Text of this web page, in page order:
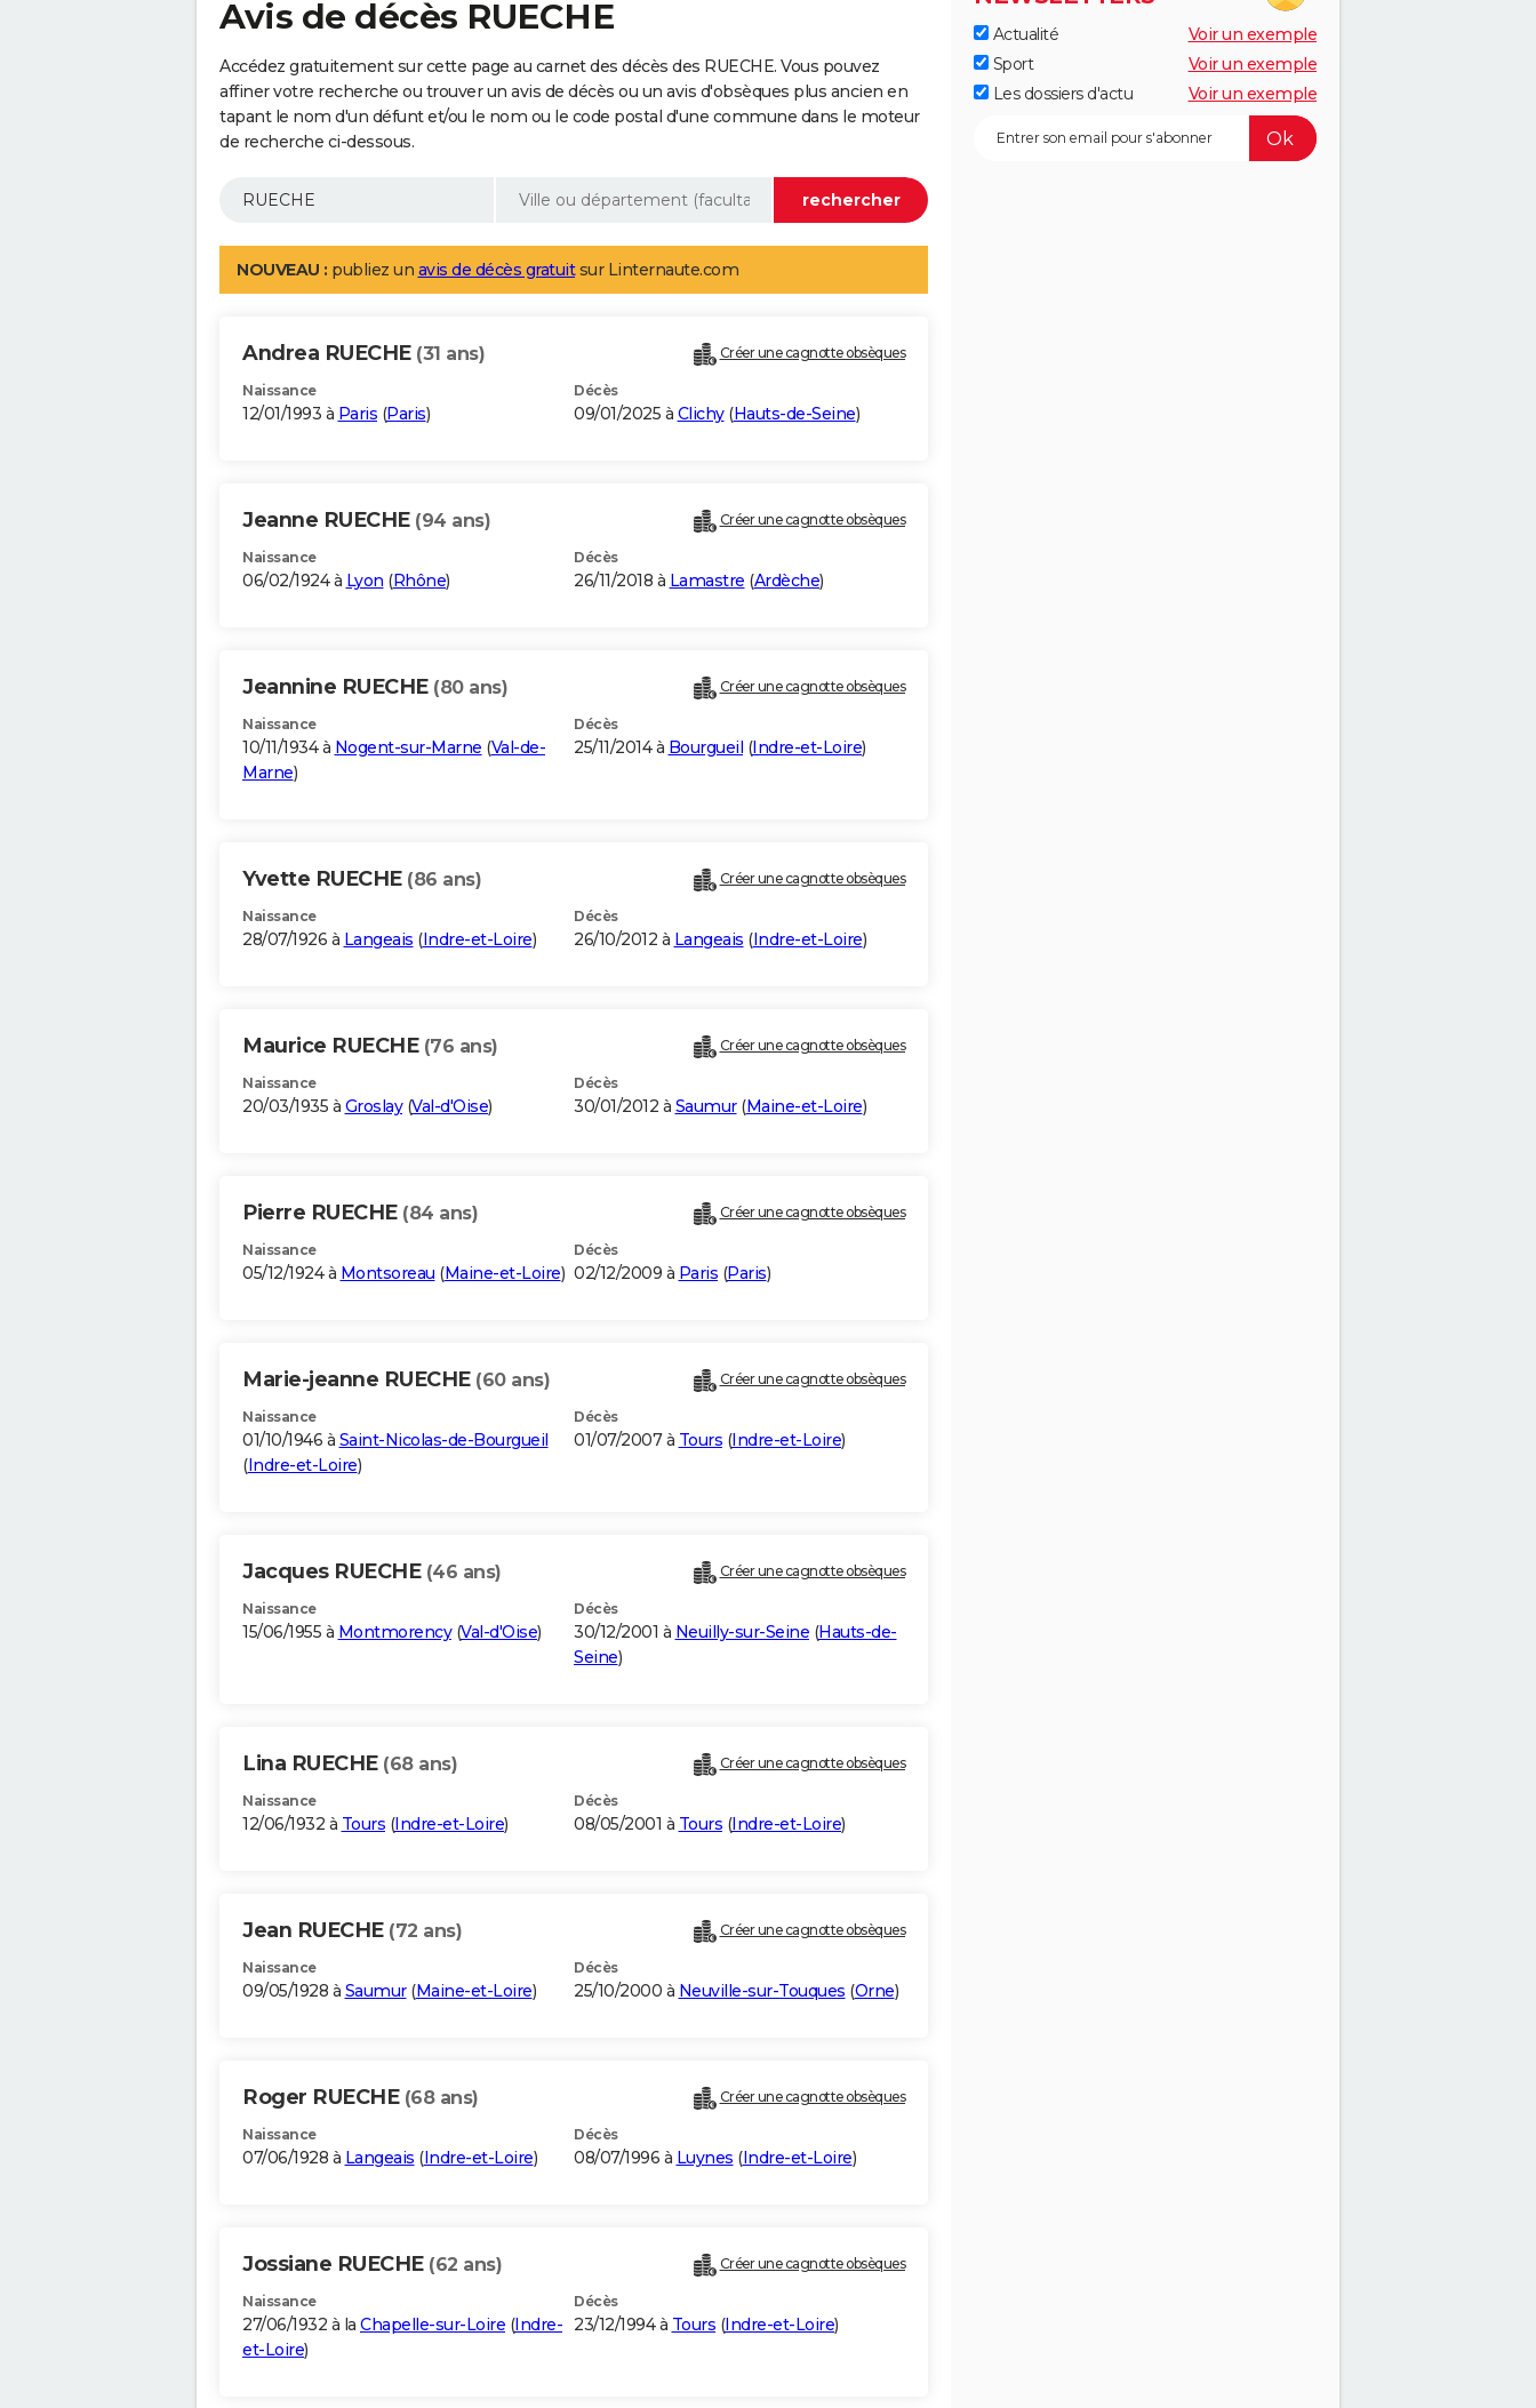
Avis de décès RUECHE
Accédez gratuitement sur cette page au carnet des décès des RUECHE. Vous pouvez
affiner votre recherche ou trouver un avis de décès ou un avis d'obsèques plus ancien en
tapant le nom d'un défunt et/ou le nom ou le code postal d'une commune dans le moteur
de recherche ci-dessous.
NOUVEAU : publiez un avis de décès gratuitsur Linternaute.com
Andrea RUECHE (31 ans) Créer une cagnotte obsèques
Naissance
12/01/1993 à Paris (Paris)
Décès
09/01/2025 à Clichy(Hauts-de-Seine)
Jeanne RUECHE (94 ans) Créer une cagnotte obsèques
Naissance
06/02/1924 à Lyon (Rhône)
Décès
26/11/2018 à Lamastre (Ardèche)
Jeannine RUECHE (80 ans) Créer une cagnotte obsèques
Naissance
10/11/1934 à Nogent-sur-Marne (Val-de-
Marne)
Décès
25/11/2014 à Bourgueil (Indre-et-Loire)
Yvette RUECHE (86 ans) Créer une cagnotte obsèques
Naissance
28/07/1926 à Langeais (Indre-et-Loire)
Décès
26/10/2012 à Langeais (Indre-et-Loire)
Maurice RUECHE (76 ans) Créer une cagnotte obsèques
Naissance
20/03/1935 à Groslay(Val-d'Oise)
Décès
30/01/2012 à Saumur(Maine-et-Loire)
Pierre RUECHE (84 ans) Créer une cagnotte obsèques
Naissance
05/12/1924 à Montsoreau (Maine-et-Loire)
Décès
02/12/2009 à Paris (Paris)
Marie-jeanne RUECHE (60 ans) Créer une cagnotte obsèques
Naissance
01/10/1946 à Saint-Nicolas-de-Bourgueil
(Indre-et-Loire)
Décès
01/07/2007 à Tours (Indre-et-Loire)
Jacques RUECHE (46 ans) Créer une cagnotte obsèques
Naissance
15/06/1955 à Montmorency(Val-d'Oise)
Décès
30/12/2001 à Neuilly-sur-Seine (Hauts-de-
Seine)
Lina RUECHE (68 ans) Créer une cagnotte obsèques
Naissance
12/06/1932 à Tours (Indre-et-Loire)
Décès
08/05/2001 à Tours (Indre-et-Loire)
Jean RUECHE (72 ans) Créer une cagnotte obsèques
Naissance
09/05/1928 à Saumur(Maine-et-Loire)
Décès
25/10/2000 à Neuville-sur-Touques (Orne)
Roger RUECHE (68 ans) Créer une cagnotte obsèques
Naissance
07/06/1928 à Langeais (Indre-et-Loire)
Décès
08/07/1996 à Luynes (Indre-et-Loire)
Jossiane RUECHE (62 ans) Créer une cagnotte obsèques
Naissance
27/06/1932 à la Chapelle-sur-Loire (Indre-
et-Loire)
Décès
23/12/1994 à Tours (Indre-et-Loire)
Actualité
Voir un exemple
Sport
Voir un exemple
Les dossiers d'actu
Voir un exemple